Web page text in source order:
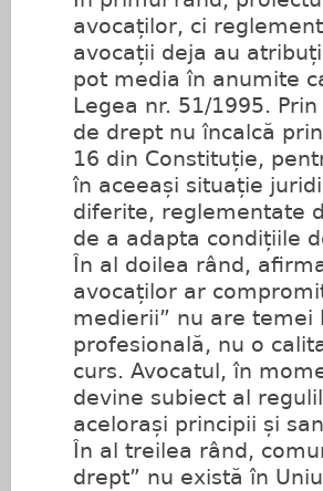
avocaților, ci
avocații deja au
pot media în anumite
Legea nr. 51/1995.
de drept nu încalcă
16 din Constituție,
în aceeași situație
diferite, reglementate
de a adapta condițiile
În al doilea rând,
avocaților ar
medierii” nu are temei
profesională, nu o
curs. Avocatul, în
devine subiect al
acelorași principii și
În al treilea rând,
drept” nu există în